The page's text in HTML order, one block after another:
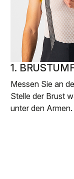
1.
Messen Sie an
Stelle der Brust
unter den Armen.